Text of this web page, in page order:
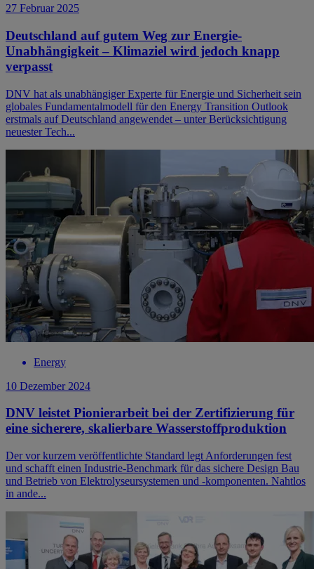
27 Februar 2025
Deutschland auf gutem Weg zur Energie-
Unabhängigkeit – Klimaziel wird jedoch knapp
verpasst
DNV hat als unabhängiger Experte für Energie und Sicherheit sein
globales Fundamentalmodell für den Energy Transition Outlook
erstmals auf Deutschland angewendet – unter Berücksichtigung
neuester Tech...
Energy
10 Dezember 2024
DNV leistet Pionierarbeit bei der Zertifizierung für
eine sicherere, skalierbare Wasserstoffproduktion
Der vor kurzem veröffentlichte Standard legt Anforderungen fest
und schafft einen Industrie-Benchmark für das sichere Design Bau
und Betrieb von Elektrolyseursystemen und -komponenten. Nahtlos
in ande...